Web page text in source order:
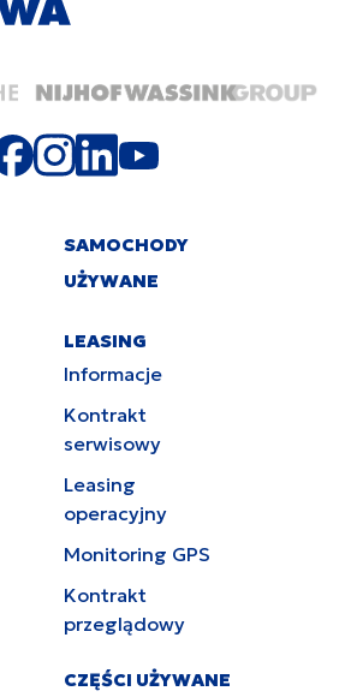
SAMOCHODY
UŻYWANE
LEASING
Informacje
Kontrakt
serwisowy
Leasing
operacyjny
Monitoring GPS
Kontrakt
przeglądowy
CZĘŚCI UŻYWANE